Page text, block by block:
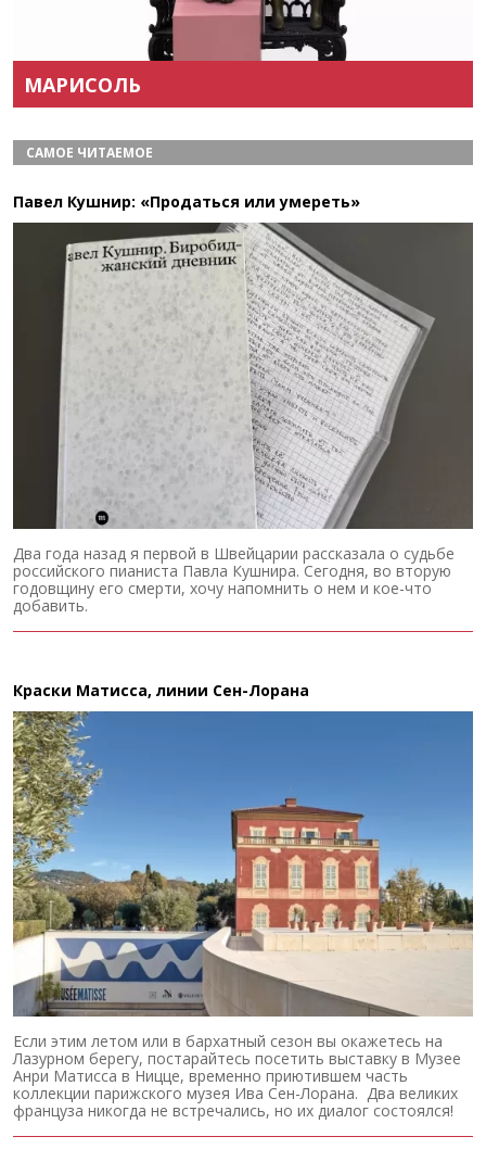
МАРИСОЛЬ
САМОЕ ЧИТАЕМОЕ
Павел Кушнир: «Продаться или умереть»
Два года назад я первой в Швейцарии рассказала о судьбе
российского пианиста Павла Кушнира. Сегодня, во вторую
годовщину его смерти, хочу напомнить о нем и кое-что
добавить.
Краски Матисса, линии Сен-Лорана
Если этим летом или в бархатный сезон вы окажетесь на
Лазурном берегу, постарайтесь посетить выставку в Музее
Анри Матисса в Ницце, временно приютившем часть
коллекции парижского музея Ива Сен-Лорана. Два великих
француза никогда не встречались, но их диалог состоялся!